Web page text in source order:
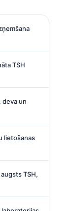
TSH
deva un
lietošanas
TSH,